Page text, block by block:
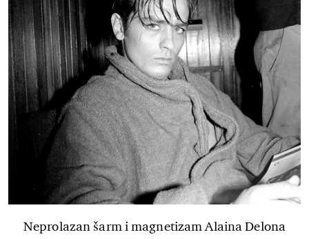
Neprolazan šarm i magnetizam Alaina Delona